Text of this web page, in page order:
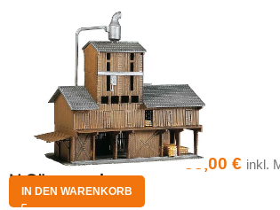
N Sägewerk
53,00€ inkl.
IN DEN WARENKORB